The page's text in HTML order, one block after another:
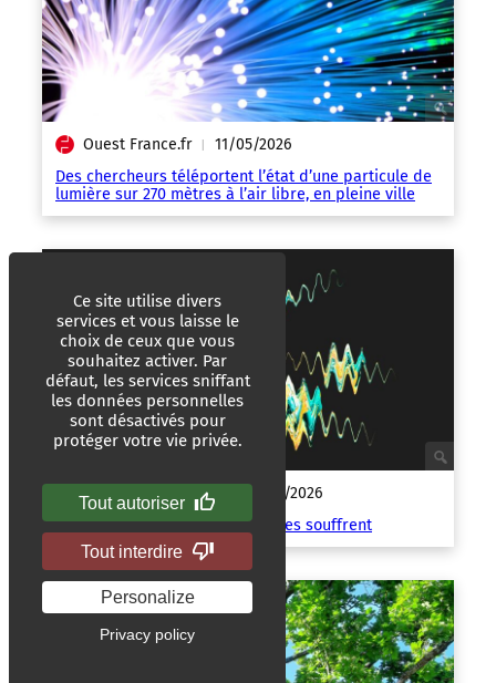
Ouest France.fr | 11/05/2026
Des chercheurs téléportent l’état d’une particule de
lumière sur 270 mètres à l’air libre, en pleine ville
Techno-science.net 10/05/2026
Les plantes « crient » quand elles souffrent
Ce site utilise divers
services et vous laisse le
choix de ceux que vous
souhaitez activer. Par
défaut, les services sniffant
les données personnelles
sont désactivés pour
protéger votre vie privée.
Tout autoriser
Tout interdire
Personalize
Privacy policy